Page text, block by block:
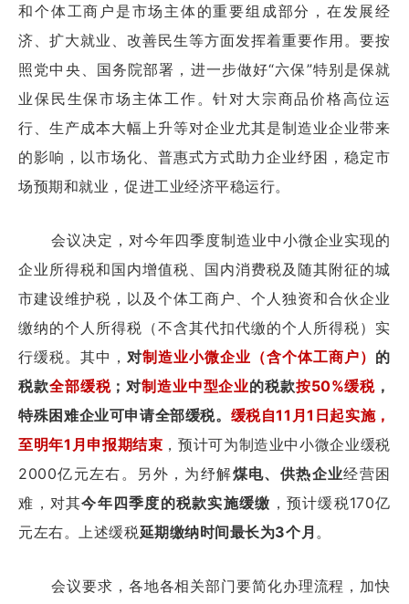
和个体工商户是市场主体的重要组成部分，在发展经
济、扩大就业、改善民生等方面发挥着重要作用。要按
照党中央、国务院部署，进一步做好“六保”特别是保就
业保民生保市场主体工作。针对大宗商品价格高位运
行、生产成本大幅上升等对企业尤其是制造业企业带来
的影响，以市场化、普惠式方式助力企业纾困，稳定市
场预期和就业，促进工业经济平稳运行。
会议决定，对今年四季度制造业中小微企业实现的
企业所得税和国内增值税、国内消费税及随其附征的城
市建设维护税，以及个体工商户、个人独资和合伙企业
缴纳的个人所得税（不含其代扣代缴的个人所得税）实
行缓税。其中， 对制造业小微企业（含个体工商户） 的
税款全部缓税； 对制造业中型企业的税款按50%缓税 ，
特殊困难企业可申请全部缓税。 缓税自11月1日起实施，
至明年1月申报期结束 ，预计可为制造业中小微企业缓税
2000亿元左右。另外，为纾解煤电、供热企业经营困
难，对其今年四季度的税款实施缓缴 ，预计缓税170亿
元左右。上述缓税延期缴纳时间最长为3个月 。
会议要求，各地各相关部门要简化办理流程，加快